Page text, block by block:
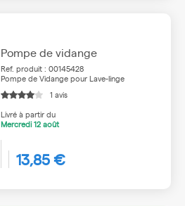
Pompe de vidange
Ref. produit : 00145428
Pompe de Vidange pour Lave-linge
1 avis
Livré à partir du
Mercredi12 août
13,85 €